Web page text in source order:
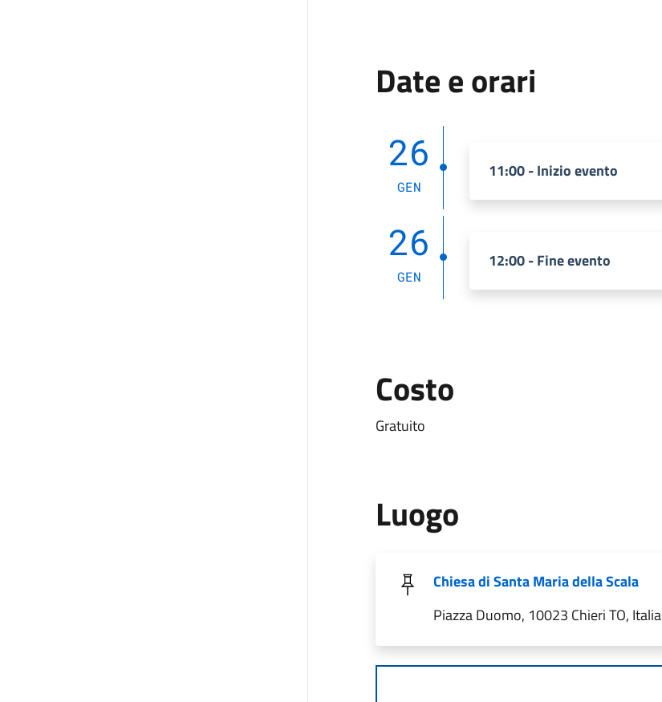
Date e orari
26
GEN
11:00 - Inizio evento
26
GEN
12:00 - Fine evento
Costo
Gratuito
Luogo
Chiesa di Santa Maria della Scala
Piazza Duomo, 10023 Chieri TO, Italia